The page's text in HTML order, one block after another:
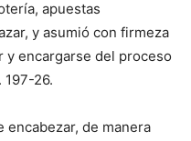
apuestas
y asumió con firmeza
y encargarse del proceso
26.
encabezar, de manera